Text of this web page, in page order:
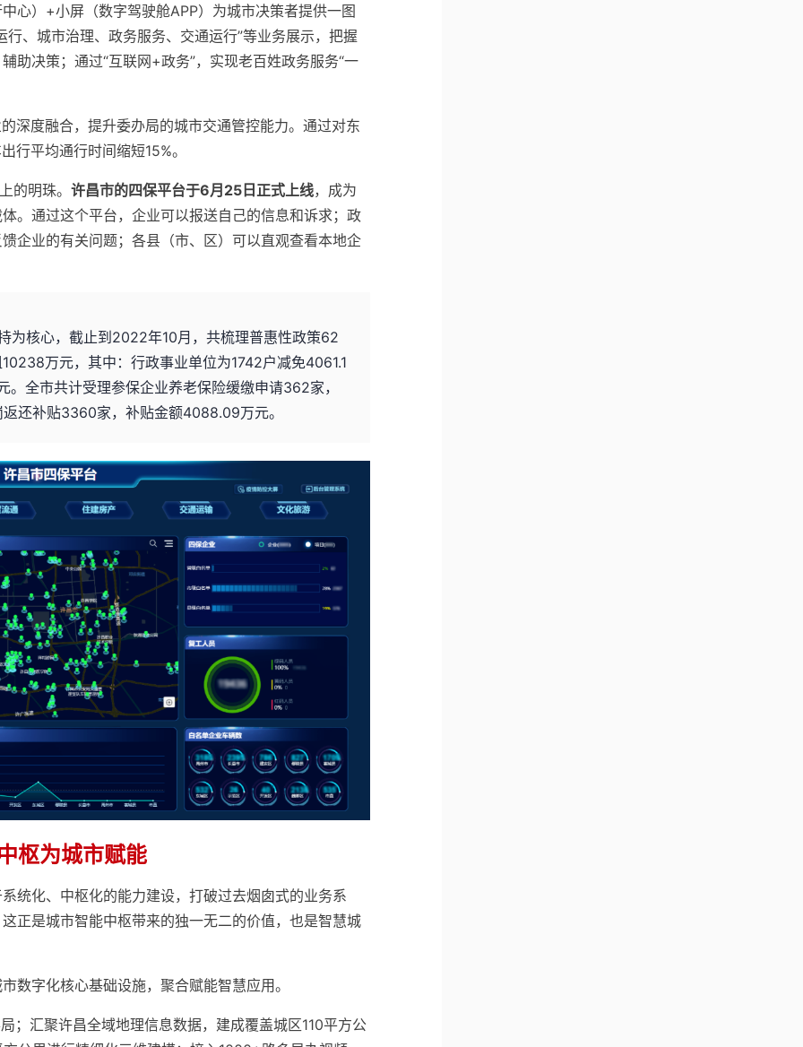
心）+小屏（数字驾驶舱APP）为城市决策者提供一图
、城市治理、政务服务、交通运行”等业务展示，把握
助决策；通过“互联网+政务”，实现老百姓政务服务“一
深度融合，提升委办局的城市交通管控能力。通过对东
行平均通行时间缩短15%。
的明珠。许昌市的四保平台于6月25日正式上线，成为
。通过这个平台，企业可以报送自己的信息和诉求；政
企业的有关问题；各县（市、区）可以直观查看本地企
为核心，截止到2022年10月，共梳理普惠性政策62
万元，其中：行政事业单位为1742户减免4061.1
全市共计受理参保企业养老保险缓缴申请362家，
还补贴3360家，补贴金额4088.09万元。
枢为城市赋能
统化、中枢化的能力建设，打破过去烟囱式的业务系
正是城市智能中枢带来的独一无二的价值，也是智慧城
数字化核心基础设施，聚合赋能智慧应用。
；汇聚许昌全域地理信息数据，建成覆盖城区110平方公